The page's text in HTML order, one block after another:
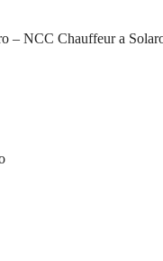
– NCC Chauffeur a